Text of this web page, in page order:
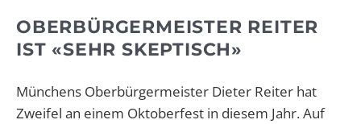
OBERBÜRGERMEISTER REITER
IST «SEHR SKEPTISCH»
Münchens Oberbürgermeister Dieter Reiter hat
Zweifel an einem Oktoberfest in diesem Jahr. Auf